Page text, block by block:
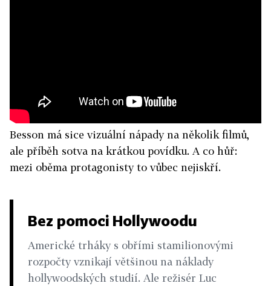
Besson má sice vizuální nápady na několik filmů,
ale příběh sotva na krátkou povídku. A co hůř:
mezi oběma protagonisty to vůbec nejiskří.
Bez pomoci Hollywoodu
Americké trháky s obřími stamilionovými
rozpočty vznikají většinou na náklady
hollywoodských studií. Ale režisér Luc